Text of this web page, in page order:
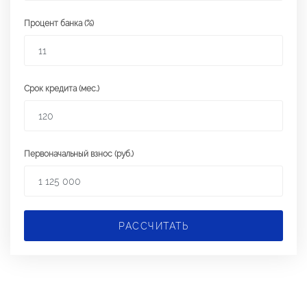
Процент банка (%)
Срок кредита (мес.)
Первоначальный взнос (руб.)
РАССЧИТАТЬ